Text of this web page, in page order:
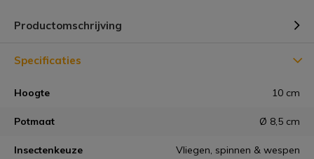
Productomschrijving
Specificaties
Hoogte 10 cm
Potmaat Ø 8,5 cm
Insectenkeuze Vliegen, spinnen & wespen